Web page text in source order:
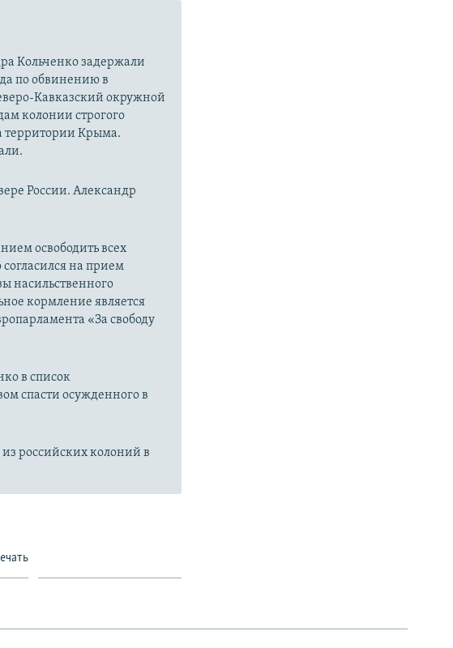
Кольченко задержали
по обвинению в
Кавказский окружной
колонии строгого
территории Крыма.
России. Александр
освободить всех
на прием
насильственного
кормление является
«За свободу
в список
спасти осужденного в
российских колоний в